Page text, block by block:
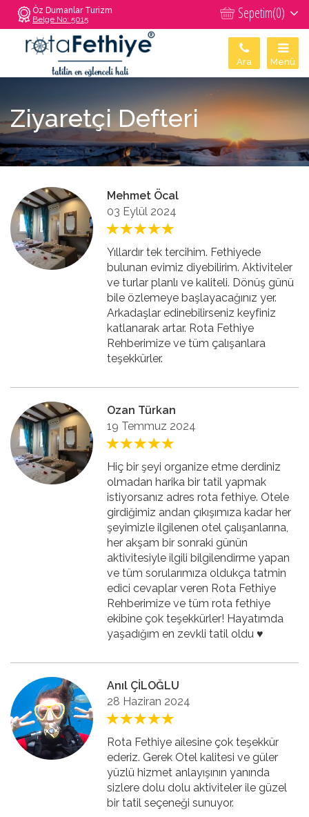
Sepetim(0)
Öz Dumanlar Turizm
Belge No: 5015
Menü
Ara
Ziyaretçi Defteri
Mehmet Öcal
03 Eylül 2024
Yıllardır tek tercihim. Fethiyede
bulunan evimiz diyebilirim. Aktiviteler
ve turlar planlı ve kaliteli. Dönüş günü
bile özlemeye başlayacağınız yer.
Arkadaşlar edinebilirseniz keyfiniz
katlanarak artar. Rota Fethiye
Rehberimize ve tüm çalışanlara
teşekkürler.
Ozan Türkan
19 Temmuz 2024
Hiç bir şeyi organize etme derdiniz
olmadan harika bir tatil yapmak
istiyorsanız adres rota fethiye. Otele
girdiğimiz andan çıkışımıza kadar her
şeyimizle ilgilenen otel çalışanlarına,
her akşam bir sonraki günün
aktivitesiyle ilgili bilgilendirme yapan
ve tüm sorularımıza oldukça tatmin
edici cevaplar veren Rota Fethiye
Rehberimize ve tüm rota fethiye
ekibine çok teşekkürler! Hayatımda
yaşadığım en zevkli tatil oldu ♥️
Anıl ÇİLOĞLU
28 Haziran 2024
Rota Fethiye ailesine çok teşekkür
ederiz. Gerek Otel kalitesi ve güler
yüzlü hizmet anlayışının yanında
sizlere dolu dolu aktiviteler ile güzel
bir tatil seçeneği sunuyor.